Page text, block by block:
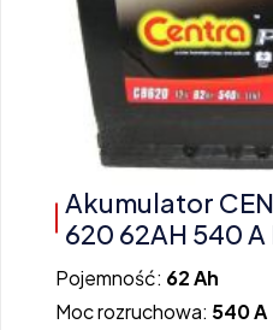
Akumulator
620 62AH 540 A
Pojemność: 62 Ah
Moc rozruchowa: 540 A